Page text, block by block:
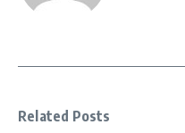
Related Posts